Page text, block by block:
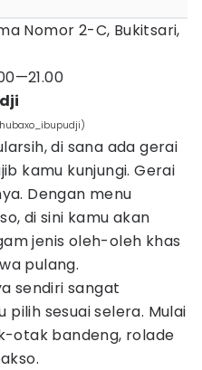
Nomor 2-C, Bukitsari,
di sana ada gerai
kamu kunjungi. Gerai
Dengan menu
di sini kamu akan
jenis oleh-oleh khas
pulang.
sendiri sangat
sesuai selera. Mulai
otak bandeng, rolade